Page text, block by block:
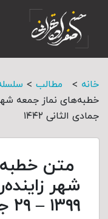
خانه > مطالب >
جمادی الثانی ۱۴۴۲
متن
۱۳۹۹ – ۲۹ جمادی الثانی ۱۴۴۲